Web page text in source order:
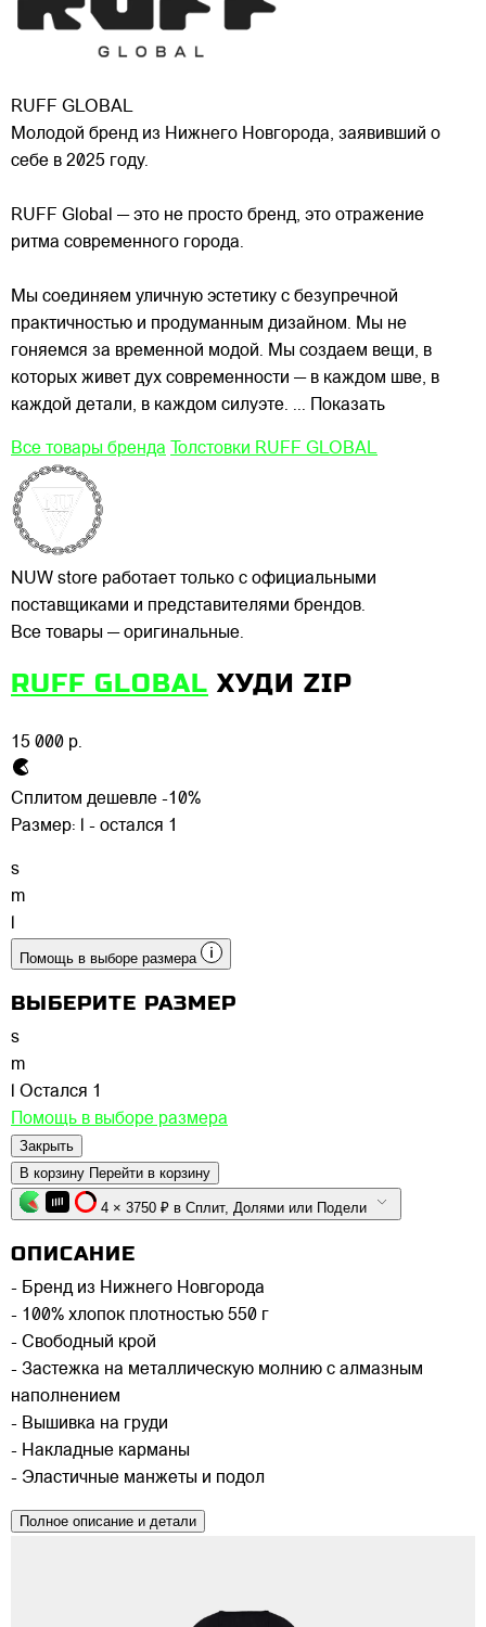
RUFF GLOBAL
Молодой бренд из Нижнего Новгорода, заявивший о
себе в 2025 году.
RUFF Global — это не просто бренд, это отражение
ритма современного города.
Мы соединяем уличную эстетику с безупречной
практичностью и продуманным дизайном. Мы не
гоняемся за временной модой. Мы создаем вещи, в
которых живет дух современности — в каждом шве, в
каждой детали, в каждом силуэте. ... Показать
Все товары бренда Толстовки RUFF GLOBAL
NUW store работает только с официальными
поставщиками и представителями брендов.
Все товары — оригинальные.
RUFF GLOBAL ХУДИ ZIP
15 000 р.
Сплитом дешевле -10%
Размер:
l - остался 1
s
m
Помощь в выборе размера
ВЫБЕРИТЕ РАЗМЕР
s
m
l Остался 1
Помощь в выборе размера
Закрыть
В корзину Перейти в корзину
4 × 3750 ₽ в Сплит, Долями или Подели
ОПИСАНИЕ
- Бренд из Нижнего Новгорода
- 100% хлопок плотностью 550 г
- Свободный крой
- Застежка на металлическую молнию с алмазным
наполнением
- Вышивка на груди
- Накладные карманы
- Эластичные манжеты и подол
Полное описание и детали